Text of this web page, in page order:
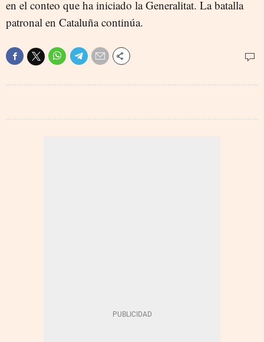
en el conteo que ha iniciado la Generalitat. La batalla
patronal en Cataluña continúa.